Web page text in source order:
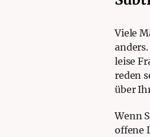
Viele
leise
reden
über
Wenn
offene